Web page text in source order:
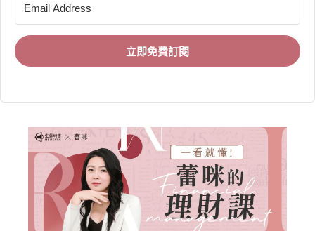
立即免費訂閱